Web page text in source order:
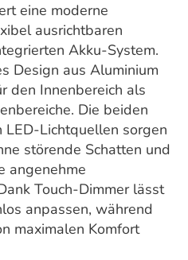
eine moderne
ausrichtbaren
Akku-System.
Design aus Aluminium
den Innenbereich als
Die beiden
Lichtquellen sorgen
störende Schatten und
angenehme
Touch-Dimmer lässt
anpassen, während
maximalen Komfort